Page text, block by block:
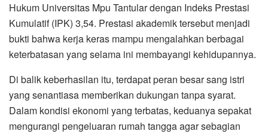
Hukum Universitas Mpu Tantular dengan Indeks Prestasi
Kumulatif (IPK) 3,54. Prestasi akademik tersebut menjadi
bukti bahwa kerja keras mampu mengalahkan berbagai
keterbatasan yang selama ini membayangi kehidupannya.
Di balik keberhasilan itu, terdapat peran besar sang istri
yang senantiasa memberikan dukungan tanpa syarat.
Dalam kondisi ekonomi yang terbatas, keduanya sepakat
mengurangi pengeluaran rumah tangga agar sebagian